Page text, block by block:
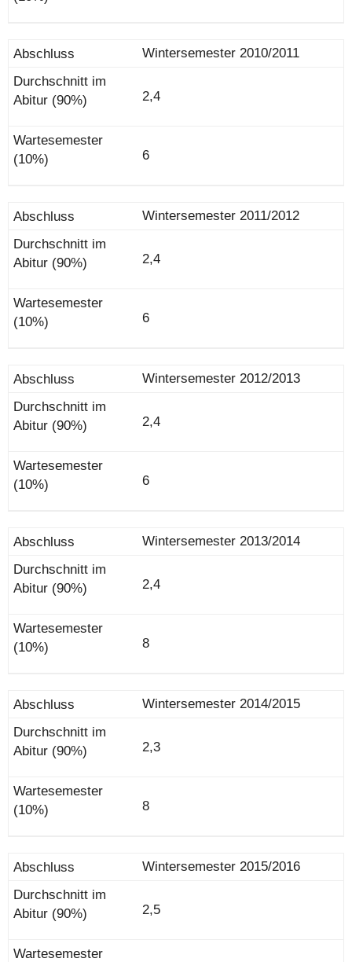
Wintersemester 2010/2011
2,4
6
Wintersemester 2011/2012
2,4
6
Wintersemester 2012/2013
2,4
6
Wintersemester 2013/2014
2,4
8
Wintersemester 2014/2015
2,3
8
Wintersemester 2015/2016
2,5